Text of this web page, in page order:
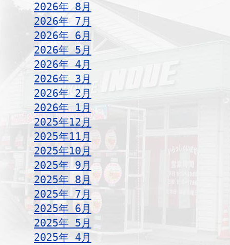
2026年 8月
2026年 7月
2026年 6月
2026年 5月
2026年 4月
2026年 3月
2026年 2月
2026年 1月
2025年12月
2025年11月
2025年10月
2025年 9月
2025年 8月
2025年 7月
2025年 6月
2025年 5月
2025年 4月